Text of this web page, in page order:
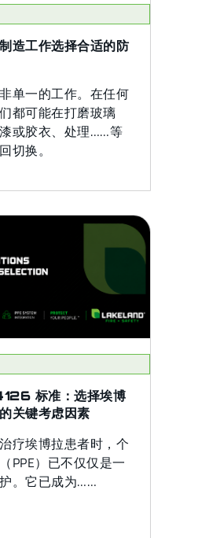
造工作选择合适的防
单一的工作。在任何
都可能在打磨玻璃
或胶衣、处理……等
切换。
标准：选择埃博
关键考虑因素
疗埃博拉患者时，个
PPE）已不仅仅是一
。它已成为……